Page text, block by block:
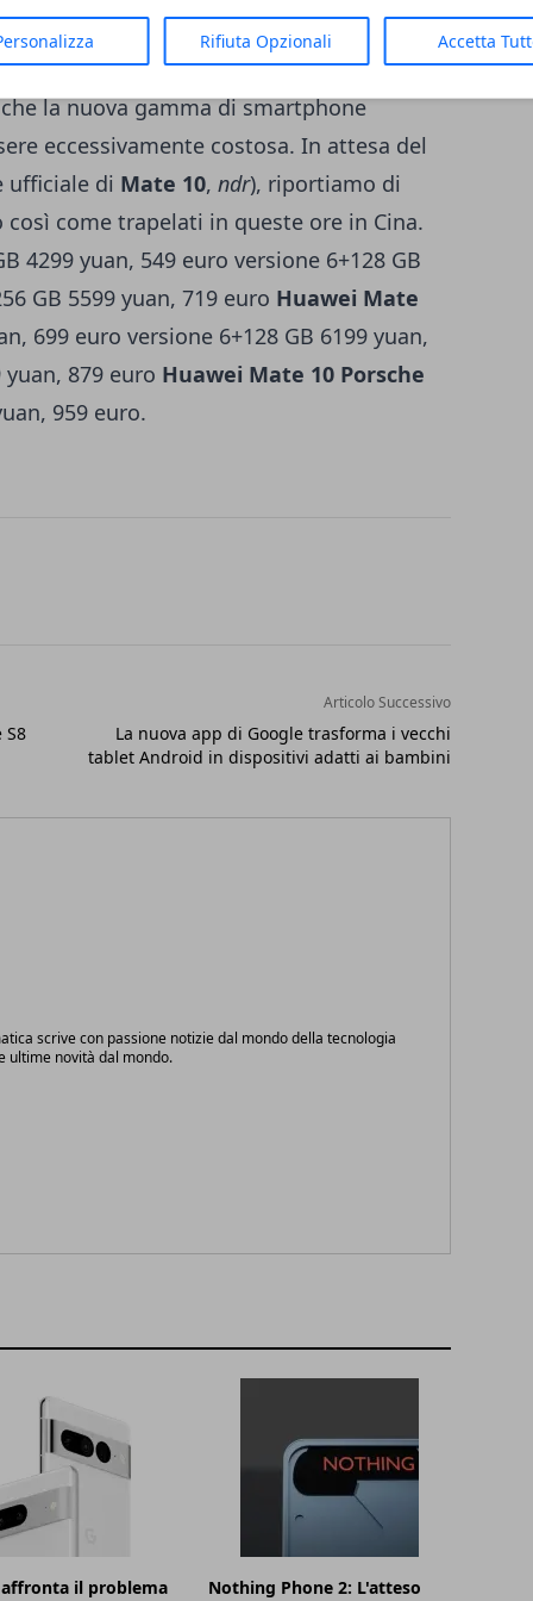
Rifiuta Opzionali Accetta
Yuan, corrispondenti grossomodo a
vedere cifre ritoccate ulteriormente
la nuova gamma di smartphone
eccessivamente costosa. In attesa del
ufficiale di Mate 10, ndr), riportiamo di
come trapelati in queste ore in Cina.
4299 yuan, 549 euro versione 6+128 GB
GB 5599 yuan, 719 euro Huawei Mate
699 euro versione 6+128 GB 6199 yuan,
yuan, 879 euro Huawei Mate 10 Porsche
959 euro.
S8
Articolo Successivo
La nuova app di Google trasforma i vecchi
tablet Android in dispositivi adatti ai bambini
scrive con passione notizie dal mondo della tecnologia
ultime novità dal mondo.
il problema
Nothing Phone 2: L'atteso